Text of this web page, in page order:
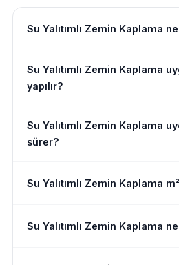
Su Yalıtımlı Zemin Kaplama
Su Yalıtımlı Zemin Kaplama
yapılır?
Su Yalıtımlı Zemin Kaplama
sürer?
Su Yalıtımlı Zemin Kaplama
Su Yalıtımlı Zemin Kaplama